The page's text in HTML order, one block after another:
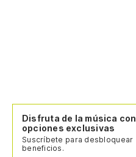
Disfruta de la música con
opciones exclusivas
Suscríbete para desbloquear
beneficios.